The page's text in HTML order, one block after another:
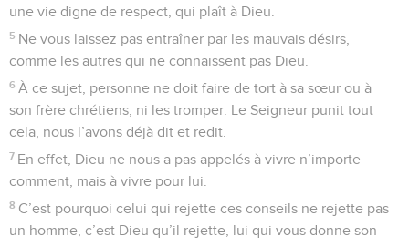
une vie digne de respect, qui plaît à Dieu.
5 Ne vous laissez pas entraîner par les mauvais désirs,
comme les autres qui ne connaissent pas Dieu.
6 À ce sujet, personne ne doit faire de tort à sa sœur ou à
son frère chrétiens, ni les tromper. Le Seigneur punit tout
cela, nous l’avons déjà dit et redit.
7 En effet, Dieu ne nous a pas appelés à vivre n’importe
comment, mais à vivre pour lui.
8 C’est pourquoi celui qui rejette ces conseils ne rejette pas
un homme, c’est Dieu qu’il rejette, lui qui vous donne son